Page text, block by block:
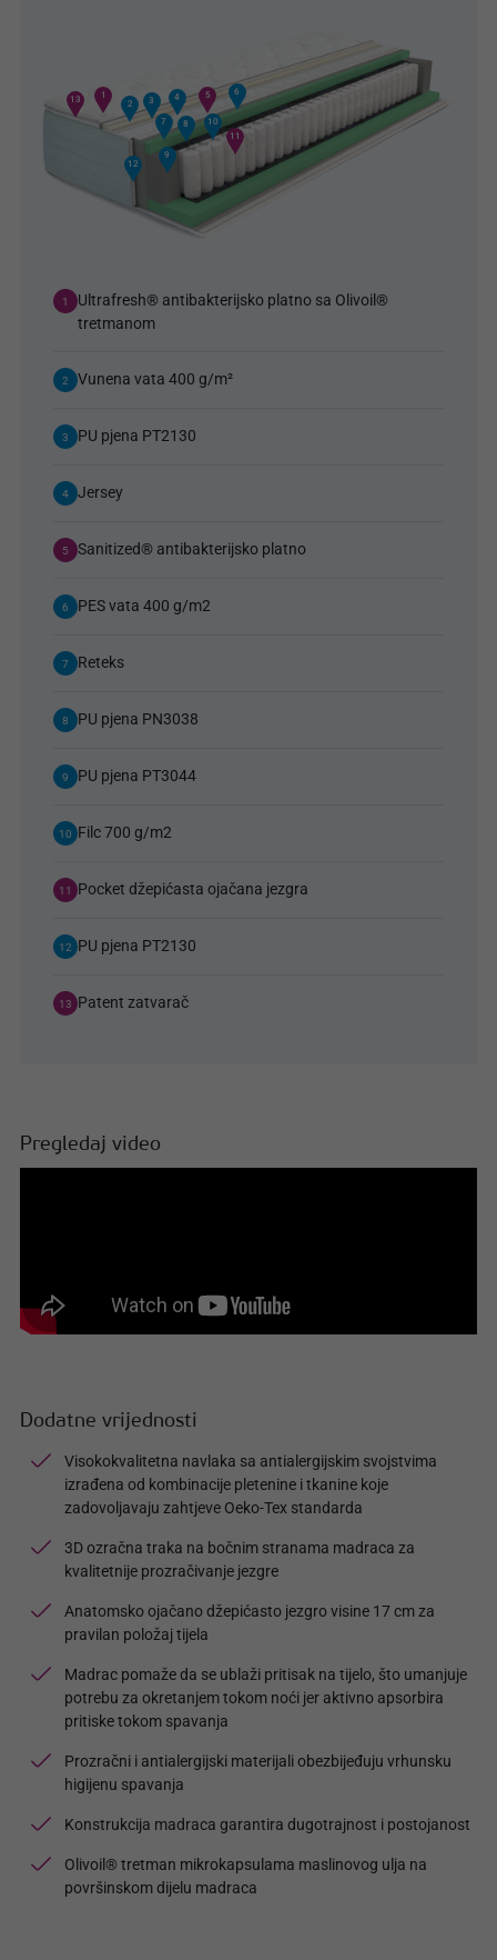
1
2
3 4 5 6
7 8
9
10
11
12
13
1
Ultrafresh® antibakterijsko platno sa Olivoil®
tretmanom
2 Vunena vata 400 g/m²
3 PU pjena PT2130
4 Jersey
5 Sanitized® antibakterijsko platno
6 PES vata 400 g/m2
7 Reteks
8 PU pjena PN3038
9 PU pjena PT3044
10 Filc 700 g/m2
11 Pocket džepićasta ojačana jezgra
12 PU pjena PT2130
13 Patent zatvarač
Pregledaj video
Dodatne vrijednosti
Visokokvalitetna navlaka sa antialergijskim svojstvima
izrađena od kombinacije pletenine i tkanine koje
zadovoljavaju zahtjeve Oeko-Tex standarda
3D ozračna traka na bočnim stranama madraca za
kvalitetnije prozračivanje jezgre
Anatomsko ojačano džepićasto jezgro visine 17 cm za
pravilan položaj tijela
Madrac pomaže da se ublaži pritisak na tijelo, što umanjuje
potrebu za okretanjem tokom noći jer aktivno apsorbira
pritiske tokom spavanja
Prozračni i antialergijski materijali obezbijeđuju vrhunsku
higijenu spavanja
Konstrukcija madraca garantira dugotrajnost i postojanost
Olivoil® tretman mikrokapsulama maslinovog ulja na
površinskom dijelu madraca